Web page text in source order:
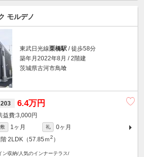
モルデノ
東武日光線栗橋駅 / 徒歩58分
築年月2022年8月 / 2階建
茨城県古河市鳥喰
203 6.4万円
3,000円
敷 1ヶ月 礼
0ヶ月
2LDK（57.85ｍ2 ）
ン収納/人気のインナーテラス/